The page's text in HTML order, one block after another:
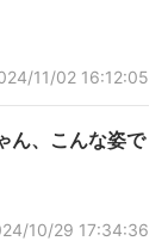
11/02 16:12:05
ん、こんな姿で
10/29 17:34:36